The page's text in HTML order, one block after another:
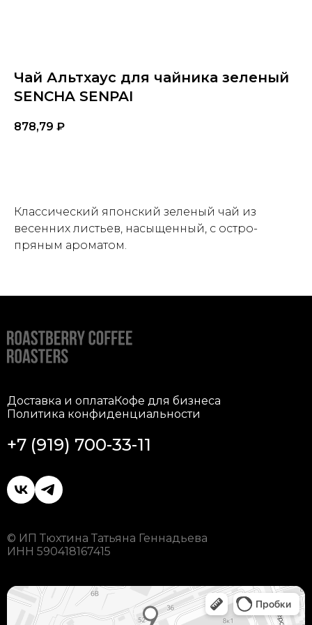
Чай Альтхаус для чайника зеленый
SENCHA SENPAI
878,79 ₽
Классический японский зеленый чай из
весенних листьев, насыщенный, с остро-
пряным ароматом.
Доставка и оплата Кофе для бизнеса
Политика конфиденциальности
+7 (919) 700-33-11
© ИП Тюхтина Татьяна Геннадьева
ИНН 590418167415